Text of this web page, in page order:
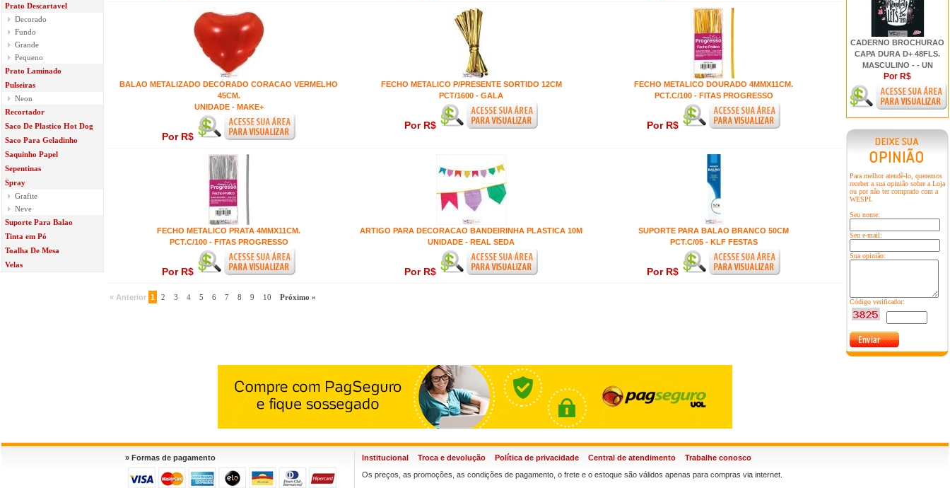
Prato Descartavel
Decorado
Fundo
Grande
Pequeno
Prato Laminado
Pulseiras
Neon
Recortador
Saco De Plastico Hot Dog
Saco Para Geladinho
Saquinho Papel
Sepentinas
Spray
Grafite
Neve
Suporte Para Balao
Tinta em Pó
Toalha De Mesa
Velas
CADERNO BROCHURAO
CAPA DURA D+ 48FLS.
MASCULINO - - UN
Por R$
Para melhor atendê-lo, queremos
receber a sua opinião sobre a Loja
ou por não ter comprado com a
WESPI.
Seu nome:
Seu e-mail:
Sua opinião:
Código verificador:
BALAO METALIZADO DECORADO CORACAO VERMELHO
45CM.
UNIDADE - MAKE+
Por R$
FECHO METALICO P/PRESENTE SORTIDO 12CM
PCT/1600 - GALA
Por R$
FECHO METALICO DOURADO 4MMX11CM.
PCT.C/100 - FITAS PROGRESSO
Por R$
FECHO METALICO PRATA 4MMX11CM.
PCT.C/100 - FITAS PROGRESSO
Por R$
ARTIGO PARA DECORACAO BANDEIRINHA PLASTICA 10M
UNIDADE - REAL SEDA
Por R$
SUPORTE PARA BALAO BRANCO 50CM
PCT.C/05 - KLF FESTAS
Por R$
« Anterior 1 2 3 4 5 6 7 8 9 10 Próximo »
» Formas de pagamento Institucional Troca e devolução Política de privacidade Central de atendimento
Trabalhe conosco
Os preços, as promoções, as condições de pagamento, o frete e o estoque são válidos apenas para compras via internet.